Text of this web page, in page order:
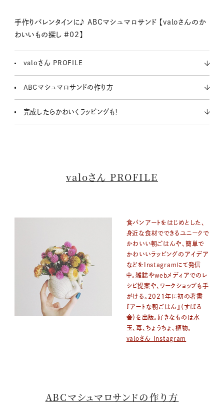
t
手作りバレンタインに♪ ABCマシュマロサンド 【valoさんのか
わいいもの探し #02】
valoさん PROFILE
ABCマシュマロサンドの作り方
完成したらかわいくラッピングも！
valoさん PROFILE
食パンアートをはじめとした、
身近な食材でできるユニークで
かわいい朝ごはんや、簡単で
かわいいラッピングのアイデア
などをInstagramにて発信
中。雑誌やwebメディアでのレ
シピ提案や、ワークショップも手
がける。2021年に初の著書
『アートな朝ごはん』（すばる
舎）を出版。好きなものは水
玉、苺、ちょうちょ、植物。
valoさん Instagram
ABCマシュマロサンドの作り方